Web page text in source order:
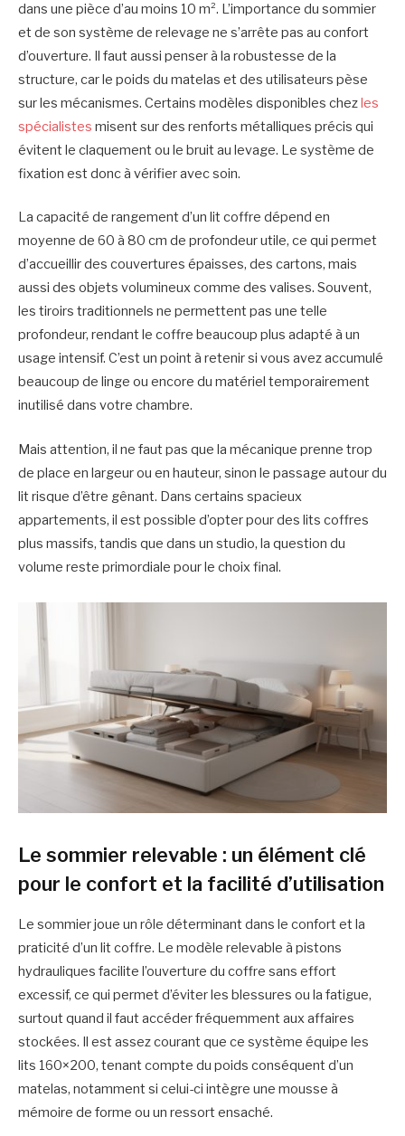
dans une pièce d’au moins 10 m². L’importance du sommier
et de son système de relevage ne s’arrête pas au confort
d’ouverture. Il faut aussi penser à la robustesse de la
structure, car le poids du matelas et des utilisateurs pèse
sur les mécanismes. Certains modèles disponibles chezles
spécialistes misent sur des renforts métalliques précis qui
évitent le claquement ou le bruit au levage. Le système de
fixation est donc à vérifier avec soin.
La capacité de rangement d’un lit coffre dépend en
moyenne de 60 à 80 cm de profondeur utile, ce qui permet
d’accueillir des couvertures épaisses, des cartons, mais
aussi des objets volumineux comme des valises. Souvent,
les tiroirs traditionnels ne permettent pas une telle
profondeur, rendant le coffre beaucoup plus adapté à un
usage intensif. C’est un point à retenir si vous avez accumulé
beaucoup de linge ou encore du matériel temporairement
inutilisé dans votre chambre.
Mais attention, il ne faut pas que la mécanique prenne trop
de place en largeur ou en hauteur, sinon le passage autour du
lit risque d’être gênant. Dans certains spacieux
appartements, il est possible d’opter pour des lits coffres
plus massifs, tandis que dans un studio, la question du
volume reste primordiale pour le choix final.
Le sommier relevable : un élément clé
pour le confort et la facilité d’utilisation
Le sommier joue un rôle déterminant dans le confort et la
praticité d’un lit coffre. Le modèle relevable à pistons
hydrauliques facilite l’ouverture du coffre sans effort
excessif, ce qui permet d’éviter les blessures ou la fatigue,
surtout quand il faut accéder fréquemment aux affaires
stockées. Il est assez courant que ce système équipe les
lits 160×200, tenant compte du poids conséquent d’un
matelas, notamment si celui-ci intègre une mousse à
mémoire de forme ou un ressort ensaché.